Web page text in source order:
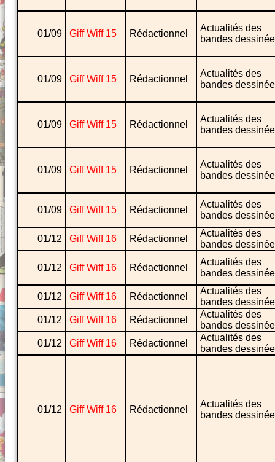
01/09 Giff Wiff 15 Rédactionnel
Actualités des
bandes
01/09 Giff Wiff 15 Rédactionnel
Actualités des
bandes
01/09 Giff Wiff 15 Rédactionnel
Actualités des
bandes
01/09 Giff Wiff 15 Rédactionnel
Actualités des
bandes
01/09 Giff Wiff 15 Rédactionnel
Actualités des
bandes
01/12 Giff Wiff 16 Rédactionnel
Actualités des
bandes
01/12 Giff Wiff 16 Rédactionnel
Actualités des
bandes
01/12 Giff Wiff 16 Rédactionnel
Actualités des
bandes
01/12
Giff Wiff 16 Rédactionnel
Actualités des
bandes
01/12
Giff Wiff 16 Rédactionnel
Actualités des
bandes
01/12 Giff Wiff 16 Rédactionnel
Actualités des
bandes